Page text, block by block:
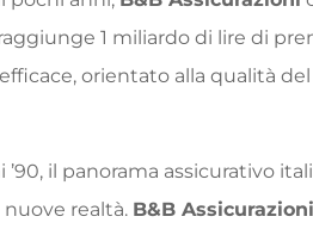
raggiunge 1 miliardo di lire di
orientato alla qualità
’90, il panorama assicurativo
realtà. B&B Assicurazioni